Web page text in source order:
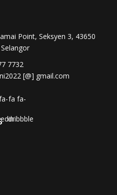
Point, Seksyen 3, 43650
7732
[@] gmail.com
fa fa-
dribbble